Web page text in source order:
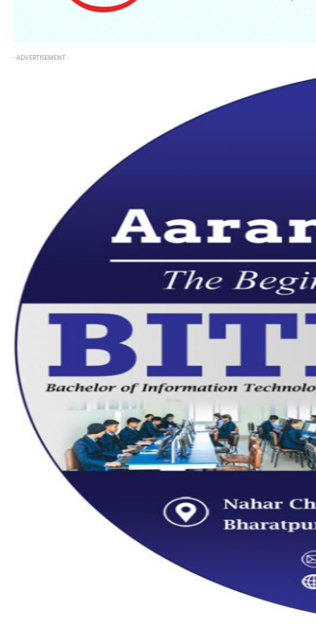
- ADVERTISEMENT -